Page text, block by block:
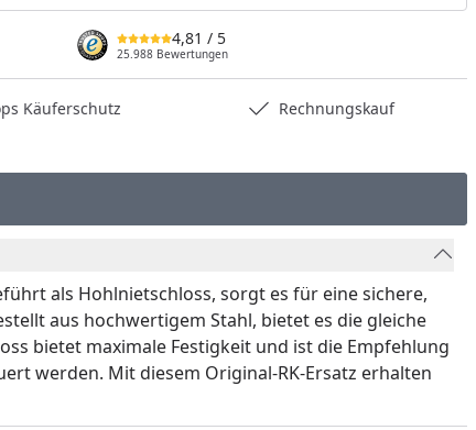
4,81 / 5
25.988 Bewertungen
Käuferschutz Rechnungskauf
als Hohlnietschloss, sorgt es für eine sichere,
aus hochwertigem Stahl, bietet es die gleiche
bietet maximale Festigkeit und ist die Empfehlung
werden. Mit diesem Original-RK-Ersatz erhalten